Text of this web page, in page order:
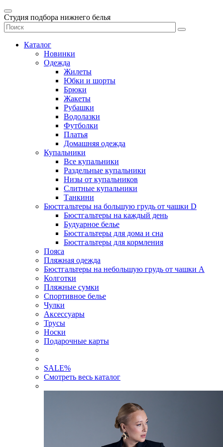
Студия подбора нижнего белья
Каталог
Новинки
Одежда
Жилеты
Юбки и шорты
Брюки
Жакеты
Рубашки
Водолазки
Футболки
Платья
Домашняя одежда
Купальники
Все купальники
Раздельные купальники
Низы от купальников
Слитные купальники
Танкини
Бюстгальтеры на большую грудь от чашки D
Бюстгальтеры на каждый день
Будуарное белье
Бюстгальтеры для дома и сна
Бюстгальтеры для кормления
Пояса
Пляжная одежда
Бюстгальтеры на небольшую грудь от чашки А
Колготки
Пляжные сумки
Спортивное белье
Чулки
Аксессуары
Трусы
Носки
Подарочные карты
SALE%
Смотреть весь каталог